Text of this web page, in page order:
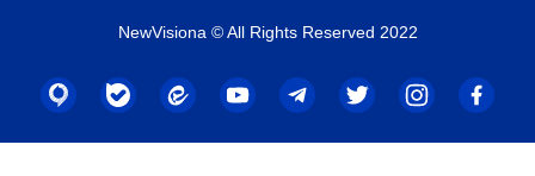
NewVisiona © All Rights Reserved 2022